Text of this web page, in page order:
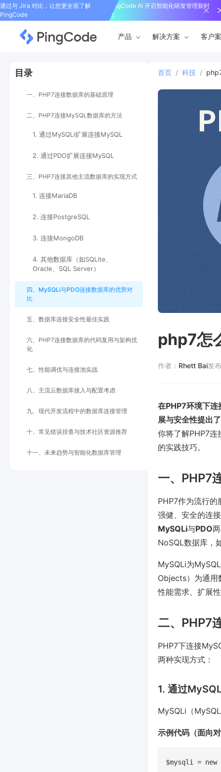
通过与 Jira 对比，让您更全面了解
PingCode
PingCode AI 开启智能化研发管理新时
代
产品 解决方案 客户
目录
一、PHP7连接数据库的基础原理
二、PHP7连接MySQL数据库的方法
1. 通过MySQLi扩展连接MySQL
2. 通过PDO扩展连接MySQL
三、PHP7连接其他主流数据库的实现方式
1. 连接MariaDB
2. 连接PostgreSQL
3. 连接MongoDB
4. 其他数据库（如SQLite、
Oracle、SQL Server）
四、MySQLi与PDO连接数据库的优势对
比
五、数据库连接安全性最佳实践
六、PHP7连接数据库的代码复用与架构优
化
七、性能调优与连接池实战
八、主流云数据库接入与配置考虑
九、现代开发流程中的数据库连接管理
十、常见错误排查与技术社区资源推荐
十一、未来趋势与智能化数据库管理
首页 / 科技 /
php7怎
作者： Rhett Bai发
在PHP7环境下连
展与安全性提出
你将了解PHP7连
的实践技巧。
一、PHP7
PHP7作为流行
强健、安全的连
MySQLi与PDO
NoSQL数据库，
MySQLi为
Objects）为通用
性能需求、扩展
二、PHP7
PHP7下连接
两种实现方式：
1. 通过
MySQLi（
示例代码（面向
$mysqli =